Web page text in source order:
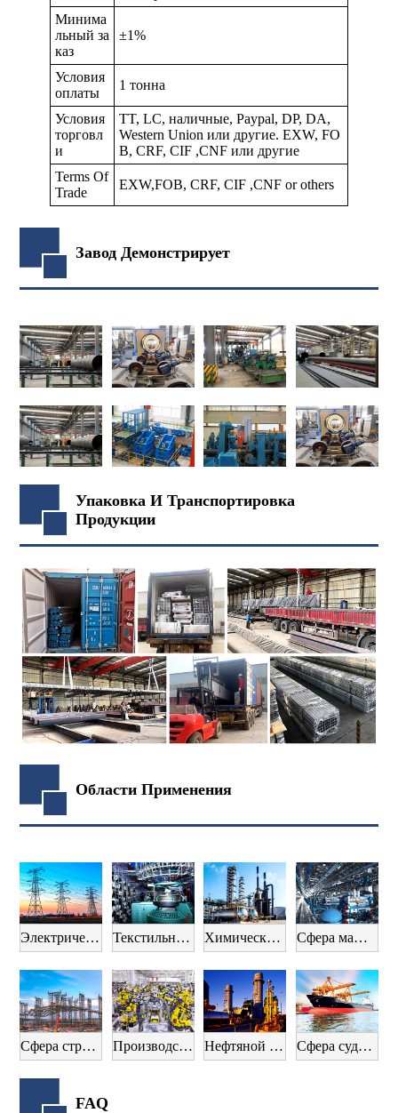
Минима
льный за
каз
±1%
Условия
оплаты
1 тонна
Условия
торговл
и
TT, LC, наличные, Paypal, DP, DA,
Western Union или другие. EXW, FO
B, CRF, CIF ,CNF или другие
Terms Of
Trade
EXW,FOB, CRF, CIF ,CNF or others
Завод Демонстрирует
Упаковка И Транспортировка
Продукции
Области Применения
Электрическое оборудование Текстильная промышленность Химическая промышленность Сфера машиностроения
Сфера строительства Производство автомобилей Нефтяной сектор Сфера судостроения
FAQ